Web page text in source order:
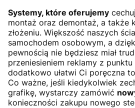
Systemy, które oferujemy
montaż oraz demontaż, a także
złożeniu. Większość naszych
samochodem osobowym, a
pewnością nie będziesz miał
przeniesieniem reklamy z
dodatkowo ułatwi Ci poręczna
Co ważne, jeśli kiedykolwiek
grafikę, wystarczy zamówić
konieczności zakupu nowego